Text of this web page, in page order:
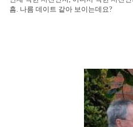
흠. 나름 데이트 같아 보이는데요?